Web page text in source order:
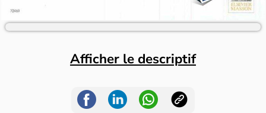
Afficher le descriptif